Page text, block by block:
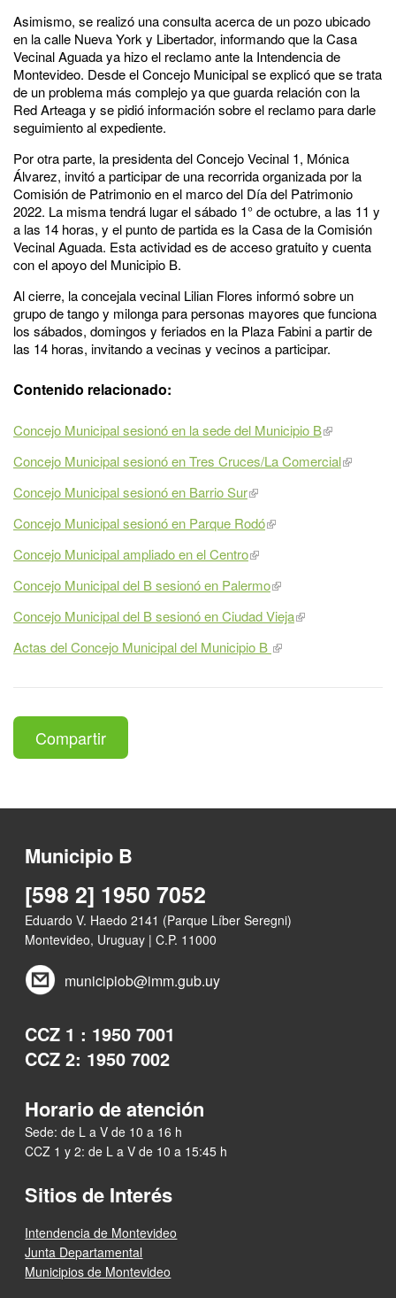
Asimismo, se realizó una consulta acerca de un pozo ubicado
en la calle Nueva York y Libertador, informando que la Casa
Vecinal Aguada ya hizo el reclamo ante la Intendencia de
Montevideo. Desde el Concejo Municipal se explicó que se trata
de un problema más complejo ya que guarda relación con la
Red Arteaga y se pidió información sobre el reclamo para darle
seguimiento al expediente.
Por otra parte, la presidenta del Concejo Vecinal 1, Mónica
Álvarez, invitó a participar de una recorrida organizada por la
Comisión de Patrimonio en el marco del Día del Patrimonio
2022. La misma tendrá lugar el sábado 1° de octubre, a las 11 y
a las 14 horas, y el punto de partida es la Casa de la Comisión
Vecinal Aguada. Esta actividad es de acceso gratuito y cuenta
con el apoyo del Municipio B.
Al cierre, la concejala vecinal Lilian Flores informó sobre un
grupo de tango y milonga para personas mayores que funciona
los sábados, domingos y feriados en la Plaza Fabini a partir de
las 14 horas, invitando a vecinas y vecinos a participar.
Contenido relacionado:
Concejo Municipal sesionó en la sede del Municipio B
Concejo Municipal sesionó en Tres Cruces/La Comercial
Concejo Municipal sesionó en Barrio Sur
Concejo Municipal sesionó en Parque Rodó
Concejo Municipal ampliado en el Centro
Concejo Municipal del B sesionó en Palermo
Concejo Municipal del B sesionó en Ciudad Vieja​
Actas del Concejo Municipal del Municipio B
Compartir
Municipio B
[598 2] 1950 7052
Eduardo V. Haedo 2141 (Parque Líber Seregni)
Montevideo, Uruguay | C.P. 11000
municipiob@imm.gub.uy
CCZ 1 : 1950 7001
CCZ 2: 1950 7002
Horario de atención
Sede: de L a V de 10 a 16 h
CCZ 1 y 2: de L a V de 10 a 15:45 h
Sitios de Interés
Intendencia de Montevideo
Junta Departamental
Municipios de Montevideo